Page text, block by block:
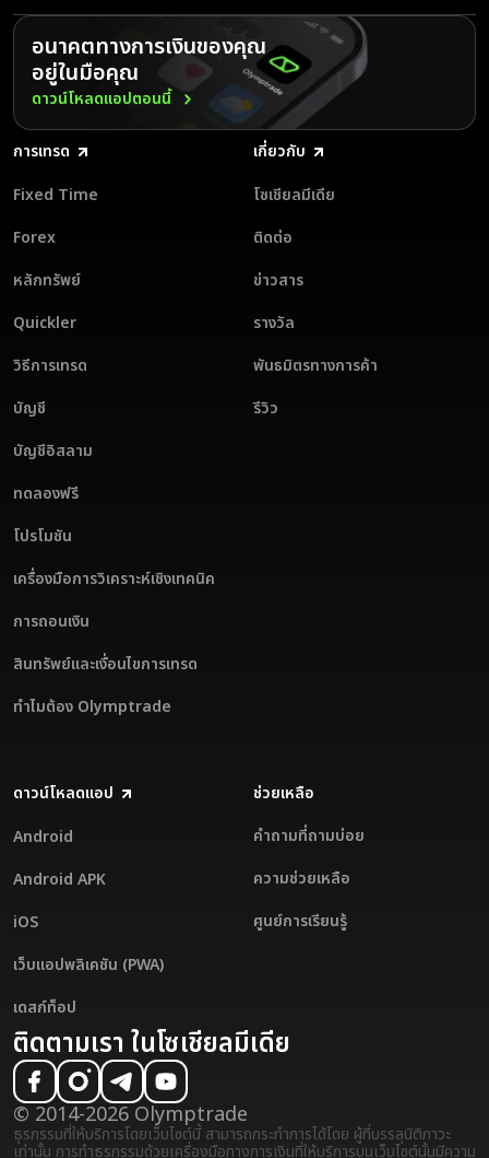
500 เท่า
สัมมนาออนไลน์ เนื้อหาเพื่อการฝึกฝน และบัญชี demo forex ฟรีให้คุณ
ได้ฝึกเทรด
การจับรางวัล ทัวร์นาเมนต์ และการแข่งขันเทรดออนไลน์ที่มีเงินรางวัลสูง
ถึง $500,000
โหมดออนไลน์สองโหมด Fixed Time Trades และ Forex เหมาะสำหรับ
แพลตฟอร์มของเราออกแบบมาเพื่อที่คุณจะสามารถเพลิดเพลินไปกับการ
เทรด และเพื่อให้คุณได้เป็นผู้กำหนดอนาคตการเงินของคุณเอง นักเทรดของ
เราสามารถเข้าใช้เครื่องมือที่หลากหลาย เข้าฝึกอบรมฟรี และใช้บริการฝ่ายช่วย
เหลือลูกค้าได้ตลอด 24 ชั่วโมง ด้วยเหตุนี้เองจึงทำให้มีการทำธุรกรรม
ประมาณ 1 ล้านรายการบน Olymptrade ทุกวัน ด้วยช่องทางการชำระเงิน
130 ช่องทางและ 17 สกุลเงินที่พร้อมให้บริการสำหรับการฝากและถอนเงิน
จึงทำให้สามารถเริ่มต้นเทรดออนไลน์ได้ง่า่ยกว่าที่เคย
มีนักเทรดหลายล้านคนทั่วโลกเป็นหลักประกันคุณภาพ การเริ่มต้นเทรดของคุณ
ออนไลน์!
อนาคตทางการเงินของคุณ
อยู่ในมือคุณ
ดาวน์โหลดแอปตอนนี้
การเทรด
Fixed Time
Forex
หลักทรัพย์
Quickler
วิธีการเทรด
บัญชี
บัญชีอิสลาม
ทดลองฟรี
โปรโมชัน
เครื่องมือการวิเคราะห์เชิงเทคนิค
การถอนเงิน
สินทรัพย์และเงื่อนไขการเทรด
ทำไมต้อง Olymptrade
เกี่ยวกับ
โซเชียลมีเดีย
ติดต่อ
ข่าวสาร
รางวัล
พันธมิตรทางการค้า
รีวิว
ดาวน์โหลดแอป
Android
Android APK
iOS
เว็บแอปพลิเคชัน (PWA)
เดสก์ท็อป
ช่วยเหลือ
คำถามที่ถามบ่อย
ความช่วยเหลือ
ศูนย์การเรียนรู้
ติดตามเรา ในโซเชียลมีเดีย
© 2014-2026 Olymptrade
ธุรกรรมที่ให้บริการโดยเว็บไซต์นี้ สามารถกระทำการได้โดย ผู้ที่บรรลุนิติภาวะ
เท่านั้น การทำธุรกรรมด้วยเครื่องมือทางการเงินที่ให้บริการบนเว็บไซต์นั้นมีความ